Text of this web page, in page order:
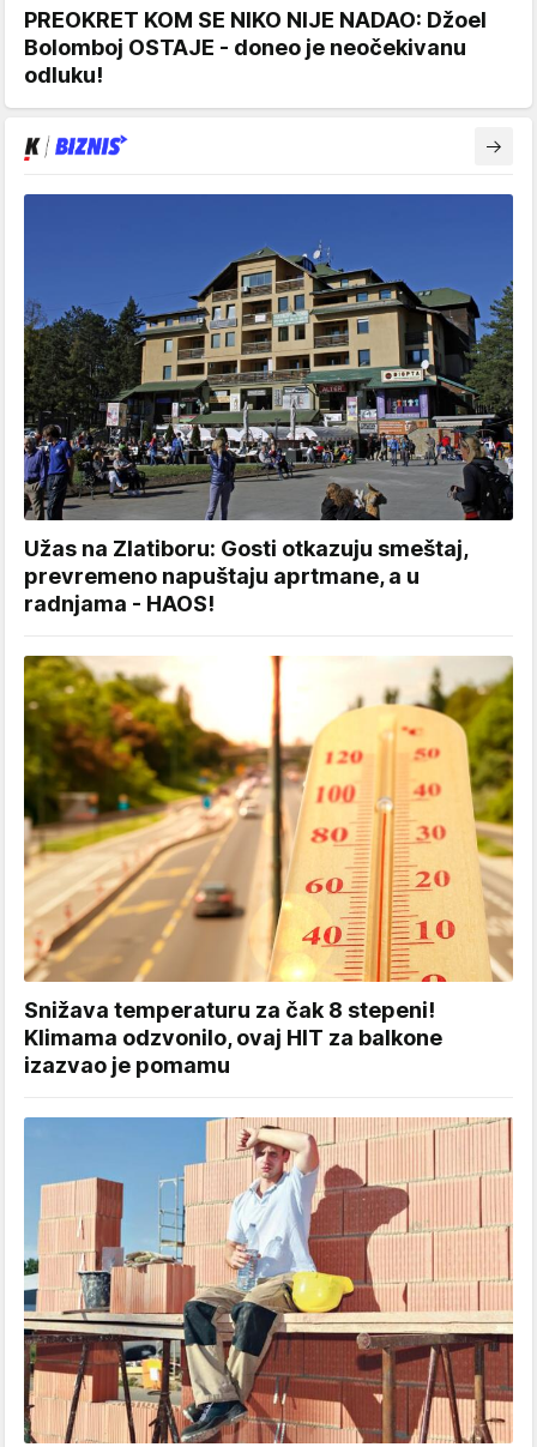
PREOKRET KOM SE NIKO NIJE NADAO: Džoel
Bolomboj OSTAJE - doneo je neočekivanu
odluku!
Užas na Zlatiboru: Gosti otkazuju smeštaj,
prevremeno napuštaju aprtmane, a u
radnjama - HAOS!
Snižava temperaturu za čak 8 stepeni!
Klimama odzvonilo, ovaj HIT za balkone
izazvao je pomamu